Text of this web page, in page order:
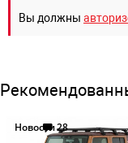
Вы должны
Новости28